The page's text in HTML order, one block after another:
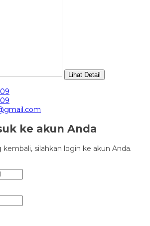
Lihat Detail
ke akun Anda
silahkan login ke akun Anda.